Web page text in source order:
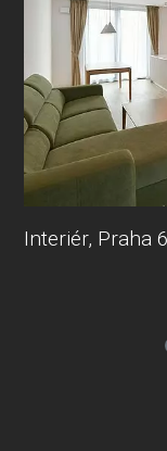
Interiér, Praha 6